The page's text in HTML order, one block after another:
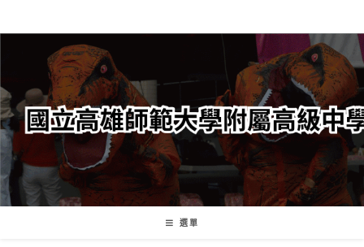
轉
要
內
容
選單